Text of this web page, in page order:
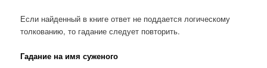
Если найденный в книге ответ не поддается логическому
толкованию, то гадание следует повторить.
Гадание на имя суженого